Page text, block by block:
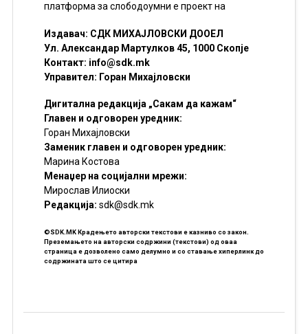
платформа за слободоумни е проект на
Издавач: СДК МИХАЈЛОВСКИ ДООЕЛ
Ул. Александар Мартулков 45, 1000 Скопје
Контакт: info@sdk.mk
Управител: Горан Михајловски
Дигитална редакција „Сакам да кажам“
Главен и одговорен уредник:
Горан Михајловски
Заменик главен и одговорен уредник:
Марина Костова
Менаџер на социјални мрежи:
Мирослав Илиоски
Редакцијa: sdk@sdk.mk
©SDK.MK Крадењето авторски текстови е казниво со закон.
Преземањето на авторски содржини (текстови) од оваа
страница е дозволено само делумно и со ставање хиперлинк до
содржината што се цитира